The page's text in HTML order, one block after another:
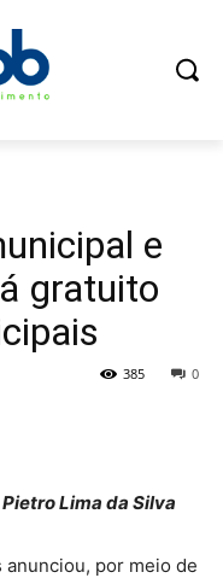
e
gratuito
0
385
Lima da Silva
por meio de